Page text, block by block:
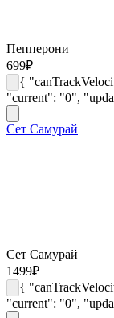
Пепперони
699₽
{
"current": "0",
Сет Самурай
Сет Самурай
1499₽
{
"current": "0",